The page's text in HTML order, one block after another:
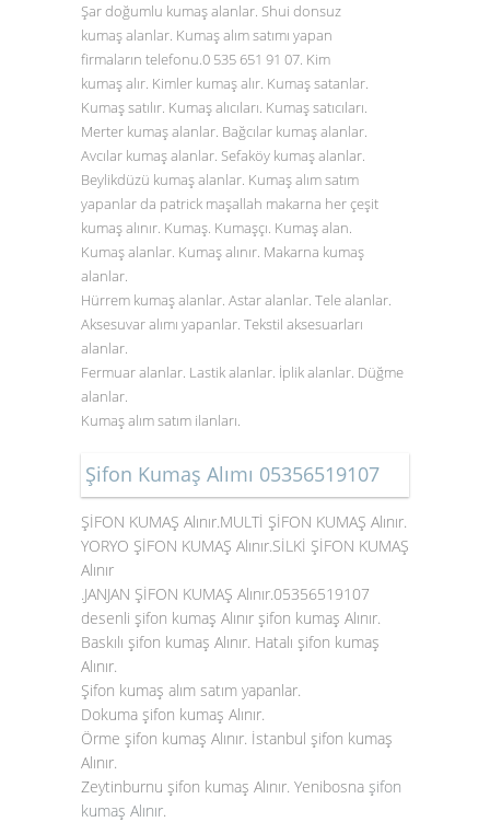
Şar doğumlu kumaş alanlar. Shui donsuz
kumaş alanlar. Kumaş alım satımı yapan
firmaların telefonu.0 535 651 91 07. Kim
kumaş alır. Kimler kumaş alır. Kumaş satanlar.
Kumaş satılır. Kumaş alıcıları. Kumaş satıcıları.
Merter kumaş alanlar. Bağcılar kumaş alanlar.
Avcılar kumaş alanlar. Sefaköy kumaş alanlar.
Beylikdüzü kumaş alanlar. Kumaş alım satım
yapanlar da patrick maşallah makarna her çeşit
kumaş alınır. Kumaş. Kumaşçı. Kumaş alan.
Kumaş alanlar. Kumaş alınır. Makarna kumaş
alanlar.
Hürrem kumaş alanlar. Astar alanlar. Tele alanlar.
Aksesuvar alımı yapanlar. Tekstil aksesuarları
alanlar.
Fermuar alanlar. Lastik alanlar. İplik alanlar. Düğme
alanlar.
Kumaş alım satım ilanları.
Şifon Kumaş Alımı 05356519107
ŞİFON KUMAŞ Alınır.MULTİ ŞİFON KUMAŞ Alınır.
YORYO ŞİFON KUMAŞ Alınır.SİLKİ ŞİFON KUMAŞ
Alınır
.JANJAN ŞİFON KUMAŞ Alınır.05356519107
desenli şifon kumaş Alınır şifon kumaş Alınır.
Baskılı şifon kumaş Alınır. Hatalı şifon kumaş
Alınır.
Şifon kumaş alım satım yapanlar.
Dokuma şifon kumaş Alınır.
Örme şifon kumaş Alınır. İstanbul şifon kumaş
Alınır.
Zeytinburnu şifon kumaş Alınır. Yenibosna şifon
kumaş Alınır.